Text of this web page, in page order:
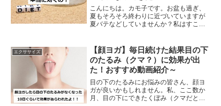
こんにちは。カモ子です。お盆も過ぎ、
夏もそろそろ終わりに近づいていますが
夏バテなどしていませんか？私はすこぶ
私！！ 今日は私の足パカ進捗状況につい
て書いてみたいと思います...
エクササイズ
【顔ヨガ】毎日続けた結果目の下
のたるみ（クマ？）に効果が出
た！おすすめ動画紹介～
目の下のたるみにお悩みの皆さん、顔ヨ
ガが良いかもしれません。私、ここ数か
月、目の下にできたくぼみ（クマだと思